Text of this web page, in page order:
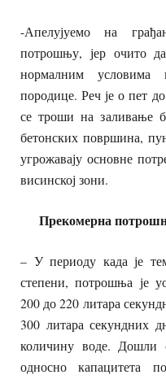
-Апелујуемо на
потрошњу, јер очито
нормалним условима
породице. Реч је о пет
се троши на заливање
бетонских површина,
угрожавају основне
висинској зони.
Прекомерна
– У периоду када је
степени, потрошња је
200 до 220 литара
300 литара секундних
количину воде. Дошли
односно капацитета